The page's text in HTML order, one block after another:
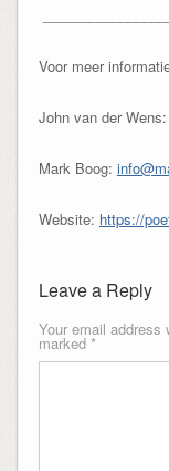
Voor meer
John van der Wens:
Mark Boog:
Website: https://
Leave a Reply
Your email address
marked *